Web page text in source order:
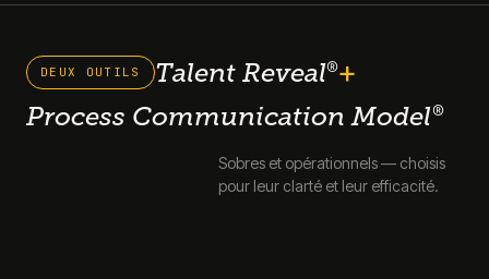
DEUX OUTILS Talent Reveal®+
Process Communication Model®
Sobres et opérationnels — choisis
pour leur clarté et leur efficacité.